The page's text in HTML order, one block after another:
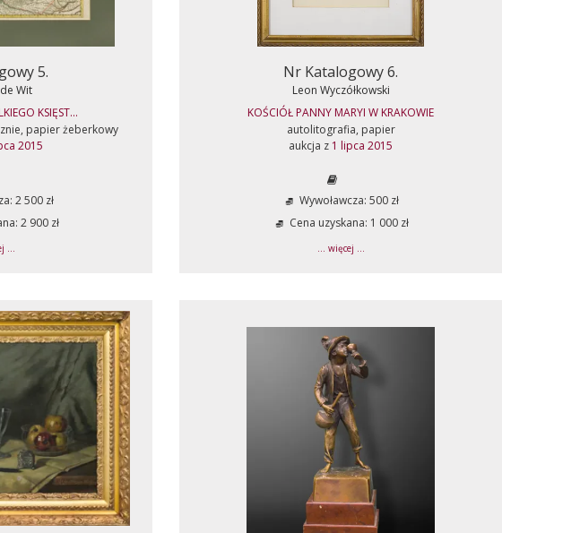
5.
Wit
KSIĘST...
papier żeberkowy
2015
2 500 zł
2 900 zł
...
Nr Katalogowy 6.
Leon Wyczółkowski
KOŚCIÓŁ PANNY MARYI W KRAKOWIE
autolitografia, papier
aukcja z 1 lipca 2015
Wywoławcza: 500 zł
Cena uzyskana: 1 000 zł
... więcej ...